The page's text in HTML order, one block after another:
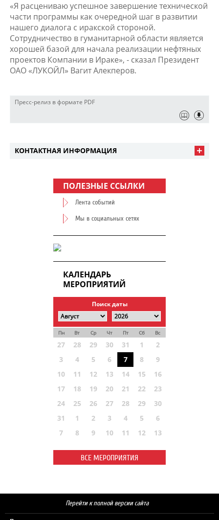
«Я расцениваю успешное завершение технической
части программы как очередной шаг в развитии
нашего диалога с иракской стороной.
Сотрудничество в гуманитарной области является
хорошей базой для начала реализации нефтяных
проектов Компании в Ираке», - сказал Президент
ОАО «ЛУКОЙЛ» Вагит Алекперов.
Пресс-релиз в формате PDF
КОНТАКТНАЯ ИНФОРМАЦИЯ
ПОЛЕЗНЫЕ ССЫЛКИ
Лента событий
Мы в социальных сетях
КАЛЕНДАРЬ
МЕРОПРИЯТИЙ
Поиск даты
Пн Вт Ср Чт Пт Сб Вс
27 28 29 30 31 1
2
3
4 5 6 7 8
9
10
11 12 13 14 15
16
17
18 19 20 21 22
23
24
25 26 27 28 29
30
31
1 2 3 4 5
6
7
8 9 10 11 12 13
ВСЕ МЕРОПРИЯТИЯ
Перейти к полной версии сайта